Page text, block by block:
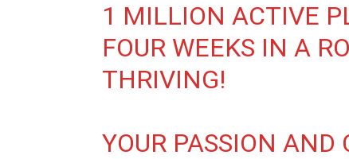
1 MILLION ACTIVE
FOUR WEEKS IN A
THRIVING!
YOUR PASSION AND